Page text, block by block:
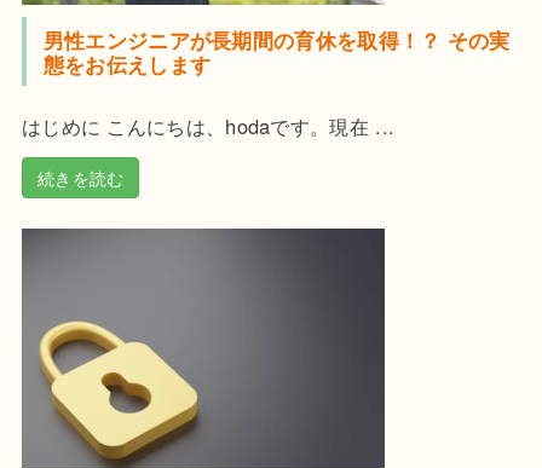
男性エンジニアが長期間の育休を取得！？ その実
態をお伝えします
はじめに こんにちは、hodaです。現在 ...
続きを読む